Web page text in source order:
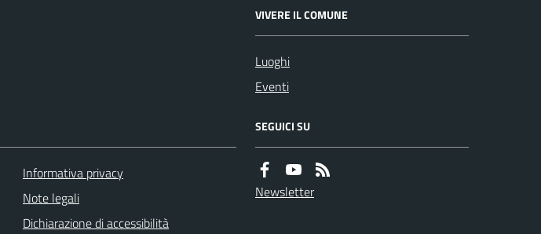
VIVERE IL COMUNE
Luoghi
Eventi
Informativa privacy
Note legali
Dichiarazione di accessibilità
SEGUICI SU
Newsletter